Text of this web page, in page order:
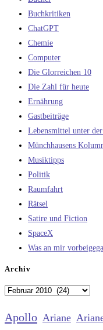
Buchkritiken
ChatGPT
Chemie
Computer
Die Glorreichen 10
Die Zahl für heute
Ernährung
Gastbeiträge
Lebensmittel unter
Münchhausens
Musiktipps
Politik
Raumfahrt
Rätsel
Satire und Fiction
SpaceX
Was an mir
Archiv
Archiv
Apollo Ariane